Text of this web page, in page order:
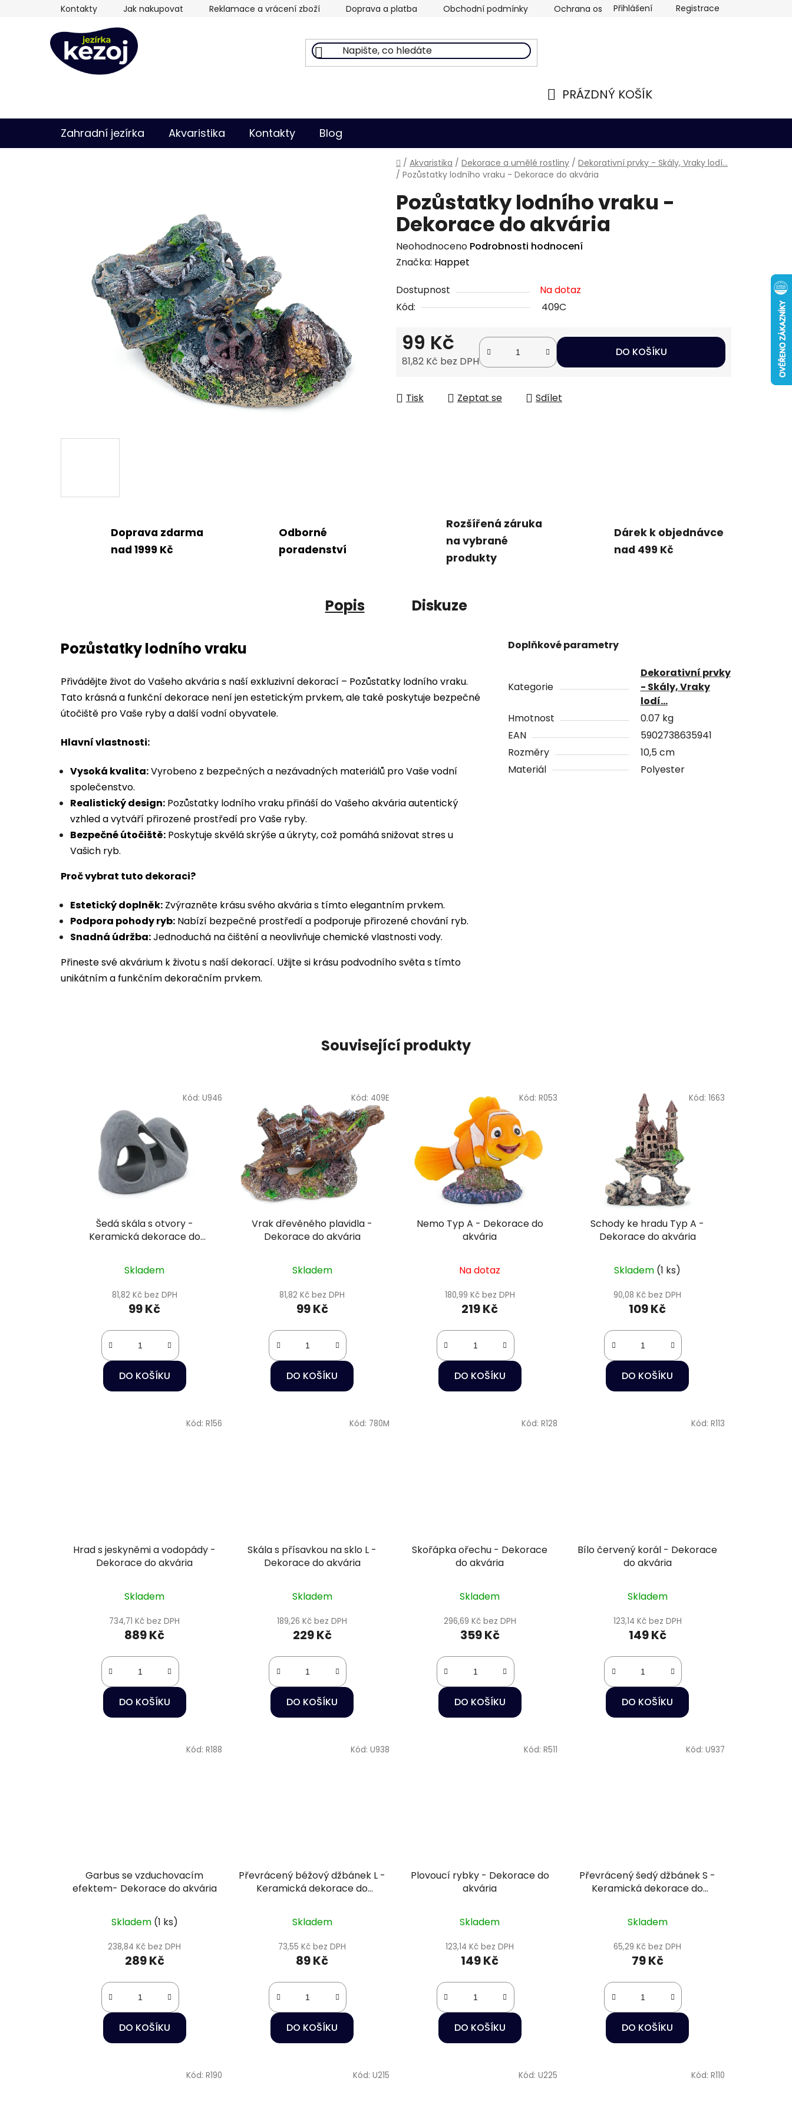
Kontakty Jak nakupovat Reklamace a vrácení zboží Doprava a platba Obchodní podmínky Ochrana osobních údajů
Přihlášení Registrace
PRÁZDNÝ KOŠÍK
Zahradní jezírka Akvaristika Kontakty Blog
Domů
/ Akvaristika / Dekorace a umělé rostliny / Dekorativní prvky - Skály, Vraky lodí...
/ Pozůstatky lodního vraku - Dekorace do akvária
Pozůstatky lodního vraku -
Dekorace do akvária
Průměrné
hodnocení
je
0,0
hvězdiček.
Neohodnoceno Podrobnosti hodnocení
Značka: Happet
Dostupnost
Na dotaz
Kód:
409C
99 Kč
81,82 Kč bez DPH
DO KOŠÍKU
Tisk Zeptat se Sdílet
Doprava zdarma
nad 1999 Kč
Odborné
poradenství
Rozšířená záruka
na vybrané
produkty
Dárek k objednávce
nad 499 Kč
Popis Diskuze
Pozůstatky lodního vraku
Přivádějte život do Vašeho akvária s naší exkluzivní dekorací – Pozůstatky lodního vraku.
Tato krásná a funkční dekorace není jen estetickým prvkem, ale také poskytuje bezpečné
útočiště pro Vaše ryby a další vodní obyvatele.
Hlavní vlastnosti:
Vysoká kvalita:Vyrobeno z bezpečných a nezávadných materiálů pro Vaše vodní
společenstvo.
Realistický design: Pozůstatky lodního vraku přináší do Vašeho akvária autentický
vzhled a vytváří přirozené prostředí pro Vaše ryby.
Bezpečné útočiště: Poskytuje skvělá skrýše a úkryty, což pomáhá snižovat stres u
Vašich ryb.
Proč vybrat tuto dekoraci?
Estetický doplněk: Zvýrazněte krásu svého akvária s tímto elegantním prvkem.
Podpora pohody ryb: Nabízí bezpečné prostředí a podporuje přirozené chování ryb.
Snadná údržba:Jednoduchá na čištění a neovlivňuje chemické vlastnosti vody.
Přineste své akvárium k životu s naší dekorací. Užijte si krásu podvodního světa s tímto
unikátním a funkčním dekoračním prvkem.
Doplňkové parametry
Kategorie
Dekorativní prvky
- Skály, Vraky
lodí...
Hmotnost
0.07 kg
EAN
5902738635941
Rozměry
10,5 cm
Materiál
Polyester
Související produkty
Šedá skála s otvory -
Keramická dekorace do
Skladem
81,82 Kč bez DPH
99 Kč
DO KOŠÍKU
Kód: U946
Vrak dřevěného plavidla -
Dekorace do akvária
Skladem
81,82 Kč bez DPH
99 Kč
DO KOŠÍKU
Kód: 409E
Nemo Typ A - Dekorace do
akvária
Na dotaz
180,99 Kč bez DPH
219 Kč
DO KOŠÍKU
Kód: R053
Schody ke hradu Typ A -
Dekorace do akvária
Skladem (1 ks)
90,08 Kč bez DPH
109 Kč
DO KOŠÍKU
Kód: 1663
Hrad s jeskyněmi a vodopády -
Dekorace do akvária
Skladem
734,71 Kč bez DPH
889 Kč
DO KOŠÍKU
Kód: R156
Skála s přísavkou na sklo L -
Dekorace do akvária
Skladem
189,26 Kč bez DPH
229 Kč
DO KOŠÍKU
Kód: 780M
Skořápka ořechu - Dekorace
do akvária
Skladem
296,69 Kč bez DPH
359 Kč
DO KOŠÍKU
Kód: R128
Bílo červený korál - Dekorace
do akvária
Skladem
123,14 Kč bez DPH
149 Kč
DO KOŠÍKU
Kód: R113
Garbus se vzduchovacím
efektem- Dekorace do akvária
Skladem (1 ks)
238,84 Kč bez DPH
289 Kč
DO KOŠÍKU
Kód: R188
Převrácený béžový džbánek L -
Keramická dekorace do
Skladem
73,55 Kč bez DPH
89 Kč
DO KOŠÍKU
Kód: U938
Plovoucí rybky - Dekorace do
akvária
Skladem
123,14 Kč bez DPH
149 Kč
DO KOŠÍKU
Kód: R511
Převrácený šedý džbánek S -
Keramická dekorace do
Skladem
65,29 Kč bez DPH
79 Kč
DO KOŠÍKU
Kód: U937
Kód: R190 Kód: U215 Kód: U225 Kód: R110